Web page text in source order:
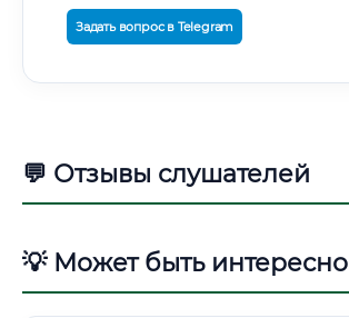
Задать вопрос в Telegram
💬 Отзывы слушателей
💡 Может быть интересно